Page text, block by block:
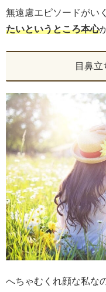
無遠慮エピソードがい
たいというところ本心
目鼻立
へちゃむくれ顔な私な